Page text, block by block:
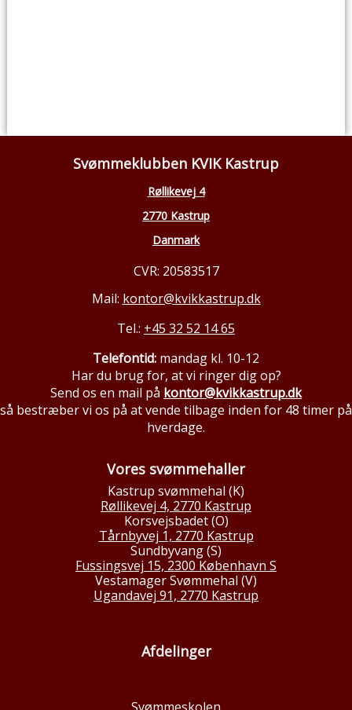
Svømmeklubben KVIK Kastrup
Røllikevej 4
2770 Kastrup
Danmark
CVR: 20583517
Mail: kontor@kvikkastrup.dk
Tel.: +45 32 52 14 65
Telefontid: mandag kl. 10-12
Har du brug for, at vi ringer dig op?
Send os en mail på kontor@kvikkastrup.dk
så bestræber vi os på at vende tilbage inden for 48 timer på
hverdage.
Vores svømmehaller
Kastrup svømmehal (K)
Røllikevej 4, 2770 Kastrup
Korsvejsbadet (O)
Tårnbyvej 1, 2770 Kastrup
Sundbyvang (S)
Fussingsvej 15, 2300 København S
Vestamager Svømmehal (V)
Ugandavej 91, 2770 Kastrup
Afdelinger